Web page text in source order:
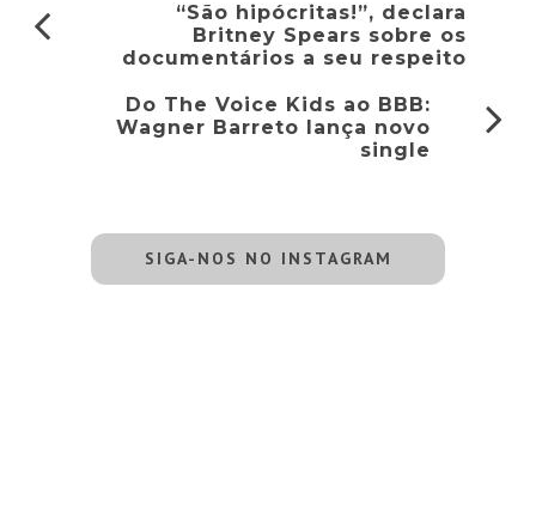
“São hipócritas!”, declara
Britney Spears sobre os
documentários a seu respeito
Do The Voice Kids ao BBB:
Wagner Barreto lança novo
single
SIGA-NOS NO INSTAGRAM